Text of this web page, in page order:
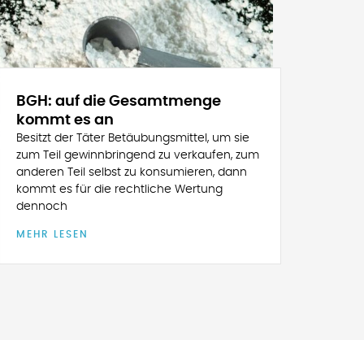
BGH: auf die Gesamtmenge
kommt es an
Besitzt der Täter Betäubungsmittel, um sie
zum Teil gewinnbringend zu verkaufen, zum
anderen Teil selbst zu konsumieren, dann
kommt es für die rechtliche Wertung
dennoch
MEHR LESEN